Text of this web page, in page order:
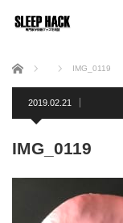
ホーム IMG_0119
2019.02.21
IMG_0119